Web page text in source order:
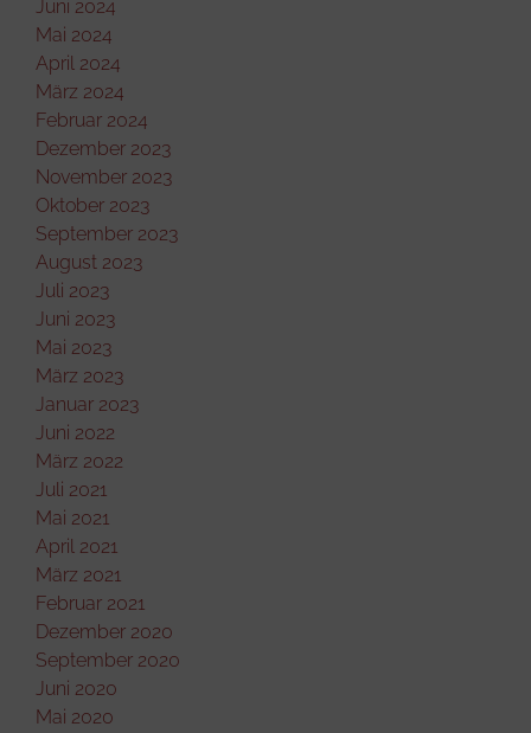
Juni 2024
Mai 2024
April 2024
März 2024
Februar 2024
Dezember 2023
November 2023
Oktober 2023
September 2023
August 2023
Juli 2023
Juni 2023
Mai 2023
März 2023
Januar 2023
Juni 2022
März 2022
Juli 2021
Mai 2021
April 2021
März 2021
Februar 2021
Dezember 2020
September 2020
Juni 2020
Mai 2020